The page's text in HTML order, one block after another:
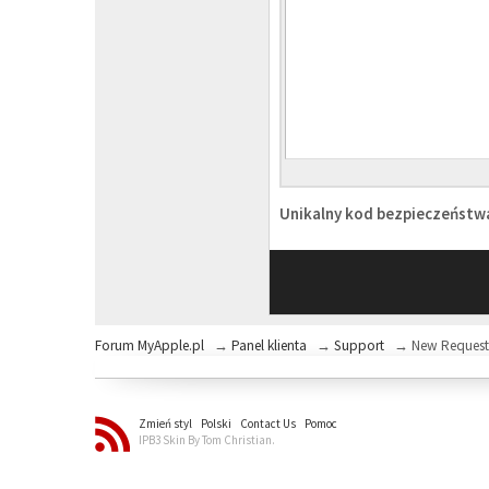
Unikalny kod
Forum MyApple.pl → Panel klienta → Support → New Request
Zmień styl Polski Contact Us
Pomoc
IPB3 Skin By Tom Christian.